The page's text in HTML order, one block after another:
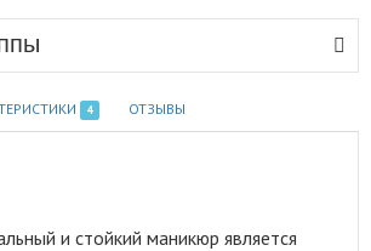
4 ОТЗЫВЫ
и стойкий маникюр является